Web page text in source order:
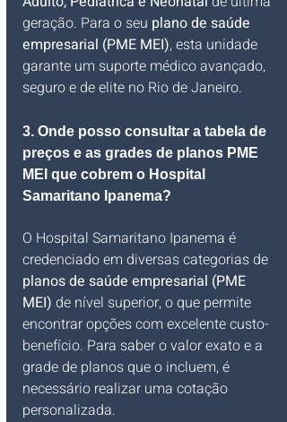
geração. Para o seu plano de saúde
empresarial (PME MEI), esta unidade
garante um suporte médico avançado,
seguro e de elite no Rio de Janeiro.
3. Onde posso consultar a tabela de
preços e as grades de planos PME
MEI que cobrem o Hospital
Samaritano Ipanema?
O Hospital Samaritano Ipanema é
credenciado em diversas categorias de
planos de saúde empresarial (PME
MEI) de nível superior, o que permite
encontrar opções com excelente custo-
benefício. Para saber o valor exato e a
grade de planos que o incluem, é
necessário realizar uma cotação
personalizada.